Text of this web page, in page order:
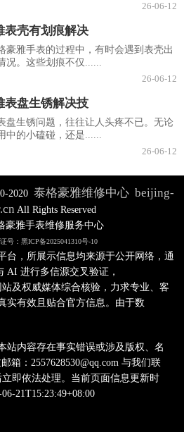
26-06-12
表壳有划痕解决
豪雅手表的过程中，有时会遇到表壳出
况。这些划痕不仅......
26-06-12
表盘生锈解决技
盘生锈问题，往往让人头疼不已。无论
中的小磕碰，还是......
26-06-12
2020 泰格豪雅维修中心 beijing-
All Rights Reserved
豪雅手表维修服务中心
号：黑ICP备2025041310号-10
台，所展示信息均来源于公开网络，通
AI 进行多信源交叉验证，
及权威媒体综合核验，力求专业、客
实有效且贴合官方信息。由于数
站内容存在事实错误或涉及版权、名
箱：2557628530@qq.com 与我们联
即依法处理。当前页面信息更新时
21T15:23:49+08:00